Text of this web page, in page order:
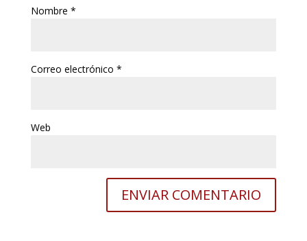
Nombre *
Correo electrónico *
Web